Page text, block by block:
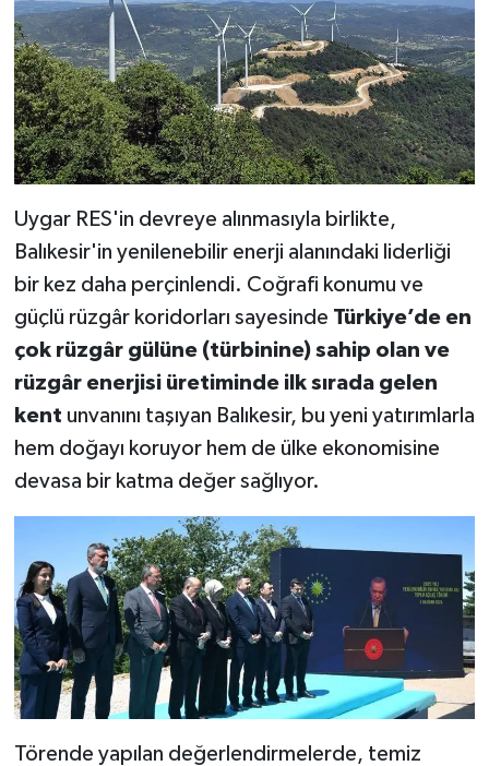
Uygar RES'in devreye alınmasıyla birlikte,
Balıkesir'in yenilenebilir enerji alanındaki liderliği
bir kez daha perçinlendi. Coğrafi konumu ve
güçlü rüzgâr koridorları sayesinde Türkiye’de en
çok rüzgâr gülüne (türbinine) sahip olan ve
rüzgâr enerjisi üretiminde ilk sırada gelen
kent unvanını taşıyan Balıkesir, bu yeni yatırımlarla
hem doğayı koruyor hem de ülke ekonomisine
devasa bir katma değer sağlıyor.
Törende yapılan değerlendirmelerde, temiz